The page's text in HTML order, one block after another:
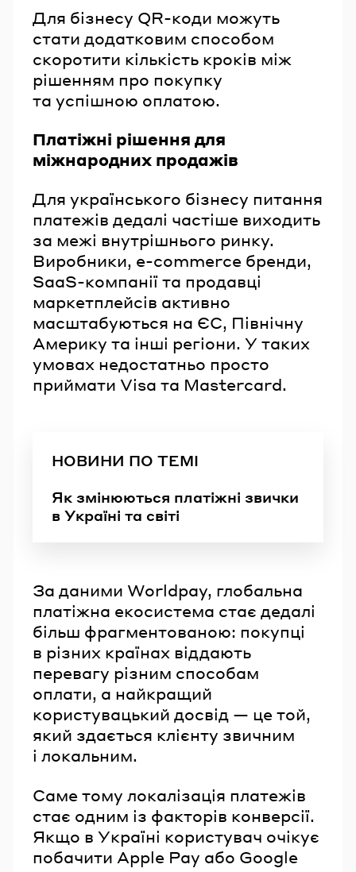
Для бізнесу QR-коди можуть
стати додатковим способом
скоротити кількість кроків між
рішенням про покупку
та успішною оплатою.
Платіжні рішення для
міжнародних продажів
Для українського бізнесу питання
платежів дедалі частіше виходить
за межі внутрішнього ринку.
Виробники, e-commerce бренди,
SaaS-компанії та продавці
маркетплейсів активно
масштабуються на ЄС, Північну
Америку та інші регіони. У таких
умовах недостатньо просто
приймати Visa та Mastercard.
НОВИНИ ПО ТЕМІ
Як змінюються платіжні звички
в Україні та світі
За даними Worldpay, глобальна
платіжна екосистема стає дедалі
більш фрагментованою: покупці
в різних країнах віддають
перевагу різним способам
оплати, а найкращий
користувацький досвід — це той,
який здається клієнту звичним
і локальним.
Саме тому локалізація платежів
стає одним із факторів конверсії.
Якщо в Україні користувач очікує
побачити Apple Pay або Google